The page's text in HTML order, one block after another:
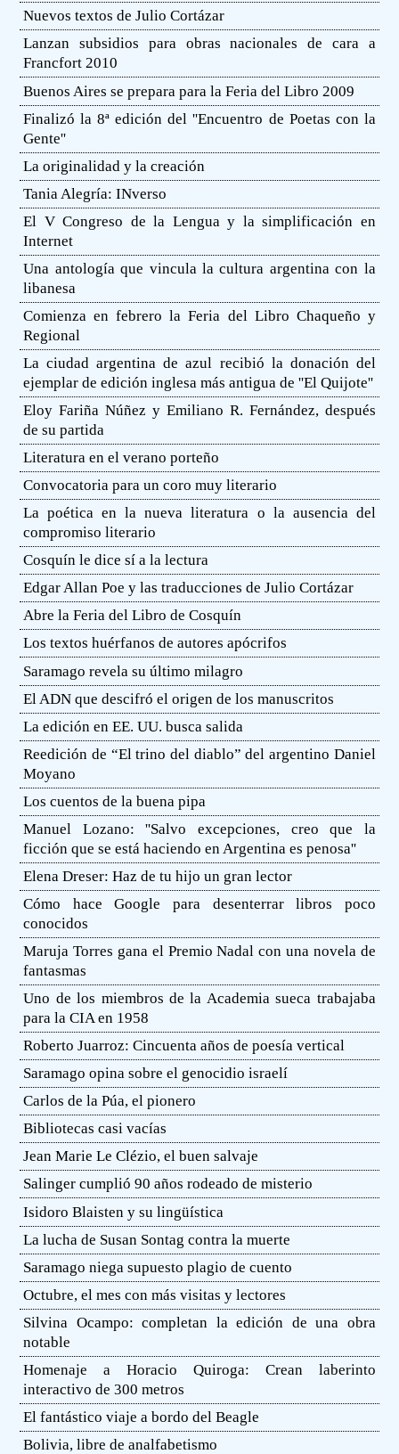
Nuevos textos de Julio Cortázar
Lanzan subsidios para obras nacionales de cara a
Francfort 2010
Buenos Aires se prepara para la Feria del Libro 2009
Finalizó la 8ª edición del ''Encuentro de Poetas con la
Gente''
La originalidad y la creación
Tania Alegría: INverso
El V Congreso de la Lengua y la simplificación en
Internet
Una antología que vincula la cultura argentina con la
libanesa
Comienza en febrero la Feria del Libro Chaqueño y
Regional
La ciudad argentina de azul recibió la donación del
ejemplar de edición inglesa más antigua de ''El Quijote''
Eloy Fariña Núñez y Emiliano R. Fernández, después
de su partida
Literatura en el verano porteño
Convocatoria para un coro muy literario
La poética en la nueva literatura o la ausencia del
compromiso literario
Cosquín le dice sí a la lectura
Edgar Allan Poe y las traducciones de Julio Cortázar
Abre la Feria del Libro de Cosquín
Los textos huérfanos de autores apócrifos
Saramago revela su último milagro
El ADN que descifró el origen de los manuscritos
La edición en EE. UU. busca salida
Reedición de “El trino del diablo” del argentino Daniel
Moyano
Los cuentos de la buena pipa
Manuel Lozano: ''Salvo excepciones, creo que la
ficción que se está haciendo en Argentina es penosa''
Elena Dreser: Haz de tu hijo un gran lector
Cómo hace Google para desenterrar libros poco
conocidos
Maruja Torres gana el Premio Nadal con una novela de
fantasmas
Uno de los miembros de la Academia sueca trabajaba
para la CIA en 1958
Roberto Juarroz: Cincuenta años de poesía vertical
Saramago opina sobre el genocidio israelí
Carlos de la Púa, el pionero
Bibliotecas casi vacías
Jean Marie Le Clézio, el buen salvaje
Salinger cumplió 90 años rodeado de misterio
Isidoro Blaisten y su lingüística
La lucha de Susan Sontag contra la muerte
Saramago niega supuesto plagio de cuento
Octubre, el mes con más visitas y lectores
Silvina Ocampo: completan la edición de una obra
notable
Homenaje a Horacio Quiroga: Crean laberinto
interactivo de 300 metros
El fantástico viaje a bordo del Beagle
Bolivia, libre de analfabetismo